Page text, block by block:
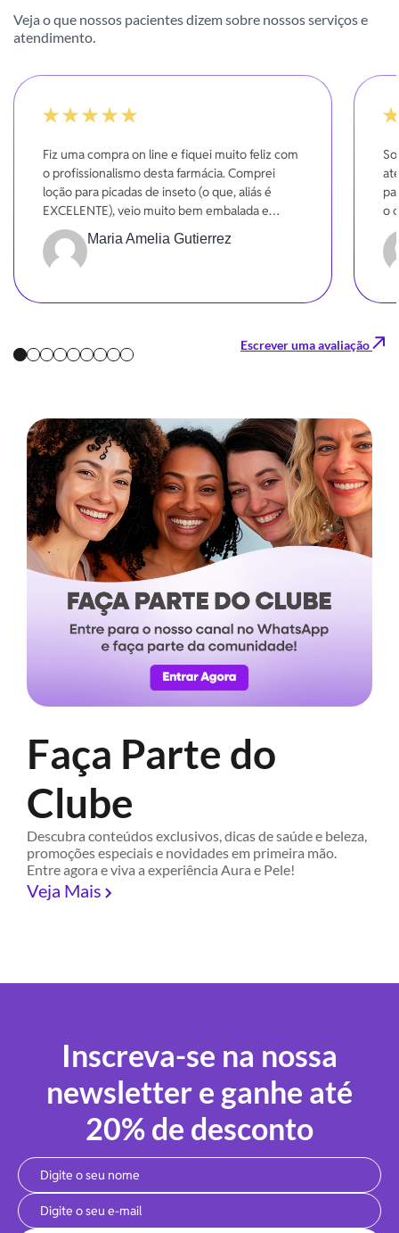
Veja o que nossos pacientes dizem sobre nossos serviços e
atendimento.
Fiz uma compra on line e fiquei muito feliz com
o profissionalismo desta farmácia. Comprei
loção para picadas de inseto (o que, aliás é
EXCELENTE), veio muito bem embalada e
entregue dentro do prazo. Super indico!!!
Gratidão!!!
Maria Amelia Gutierrez
o
Escrever uma avaliação
Faça Parte do
Clube
Descubra conteúdos exclusivos, dicas de saúde e beleza,
promoções especiais e novidades em primeira mão.
Entre agora e viva a experiência Aura e Pele!
Veja Mais
Inscreva-se na nossa
newsletter e ganhe até
20% de desconto